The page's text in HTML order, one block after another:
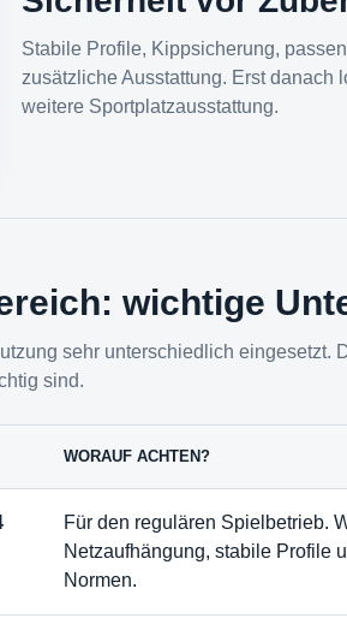
Stabile Profile, Kippsicherung,
zusätzliche Ausstattung. Erst danach
weitere Sportplatzausstattung.
wichtige
sehr unterschiedlich
sind.
WORAUF ACHTEN?
Für den regulären Spielbetrieb.
Netzaufhängung, stabile Profile
Normen.